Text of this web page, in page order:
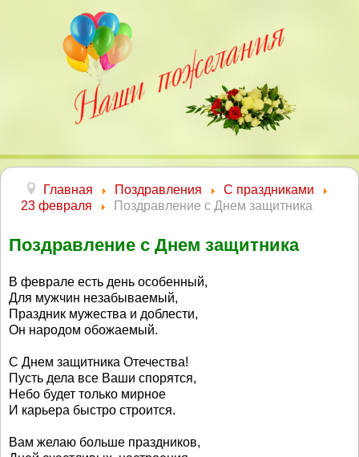
Главная Поздравления
С праздниками
23 февраля
Поздравление с Днем защитника
Поздравление с Днем защитника
В феврале есть день особенный,
Для мужчин незабываемый,
Праздник мужества и доблести,
Он народом обожаемый.
С Днем защитника Отечества!
Пусть дела все Ваши спорятся,
Небо будет только мирное
И карьера быстро строится.
Вам желаю больше праздников,